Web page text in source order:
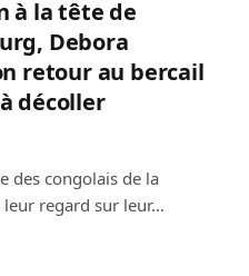
à la tête de
Debora
retour au bercail
décoller
des congolais de la
regard sur leur…